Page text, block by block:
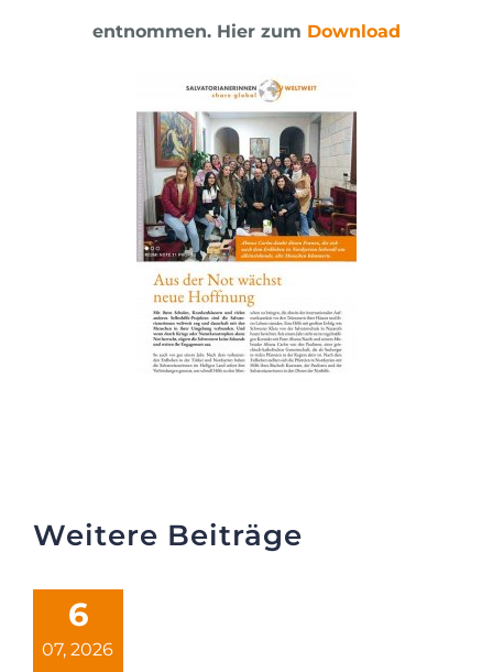
entnommen. Hier zum Download
Weitere Beiträge
6
07, 2026